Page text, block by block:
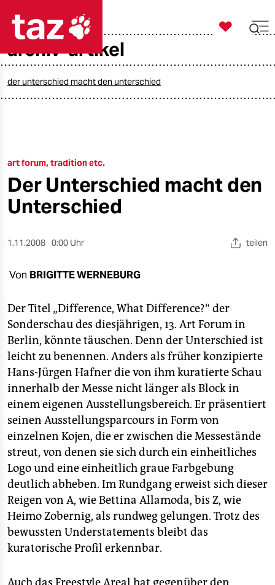
taz zahl ich
öko
gesellschaft
sport
berlin
nord
wahrheit
verlag
verlag
veranstaltungen
shop
fragen & hilfe
unterstützen
abo
genossenschaft
epaper login

taz zahl ich
archiv-artikel
der unterschied macht den unterschied
art forum, tradition etc.
Der Unterschied macht den
Unterschied
1.11.2008 0:00 Uhr teilen
Von BRIGITTE WERNEBURG
Der Titel „Difference, What Difference?“ der
Sonderschau des diesjährigen, 13. Art Forum in
Berlin, könnte täuschen. Denn der Unterschied ist
leicht zu benennen. Anders als früher konzipierte
Hans-Jürgen Hafner die von ihm kuratierte Schau
innerhalb der Messe nicht länger als Block in
einem eigenen Ausstellungsbereich. Er präsentiert
seinen Ausstellungsparcours in Form von
einzelnen Kojen, die er zwischen die Messestände
streut, von denen sie sich durch ein einheitliches
Logo und eine einheitlich graue Farbgebung
deutlich abheben. Im Rundgang erweist sich dieser
Reigen von A, wie Bettina Allamoda, bis Z, wie
Heimo Zobernig, als rundweg gelungen. Trotz des
bewussten Understatements bleibt das
kuratorische Profil erkennbar.